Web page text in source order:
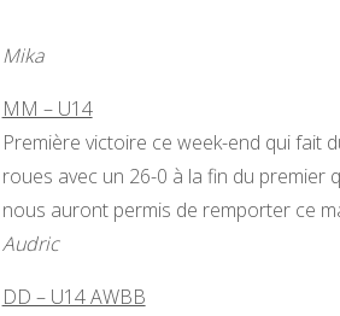
Mika
MM – U14
Première victoire ce week-end qui fait
roues avec un 26-0 à la fin du
nous auront permis de remporter ce
Audric
DD – U14 AWBB